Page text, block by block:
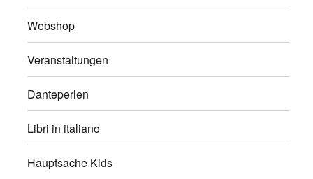
Webshop
Veranstaltungen
Danteperlen
Libri in italiano
Hauptsache Kids